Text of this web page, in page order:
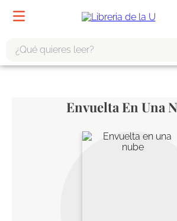
Envuelta En Una
harry potter